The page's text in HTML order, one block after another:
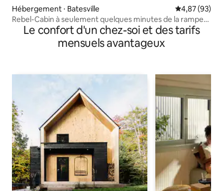
Hébergement ⋅ Batesville Évaluation
4,87 (93)
Rebel-Cabin à seulement quelques minutes de la rampe
de mise à l'eau et d'Oxford
Le confort d'un chez-soi et des tarifs
mensuels avantageux